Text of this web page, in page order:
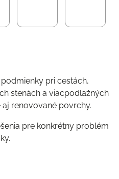
pri cestách,
stenách a viacpodlažných
renovované povrchy.
pre konkrétny problém